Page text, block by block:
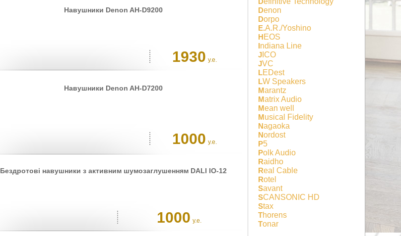
Навушники Denon AH-D9200
1930 у.е.
Навушники Denon AH-D7200
1000 у.е.
Бездротові навушники з активним шумозаглушенням DALI IO-12
1000 у.е.
Denon
Dorpo
E.A.R./Yoshino
HEOS
Indiana Line
JICO
JVC
LEDest
LW Speakers
Marantz
Matrix Audio
Mean well
Musical Fidelity
Nagaoka
Nordost
P5
Polk Audio
Raidho
Real Cable
Rotel
Savant
SCANSONIC HD
Stax
Thorens
Tonar